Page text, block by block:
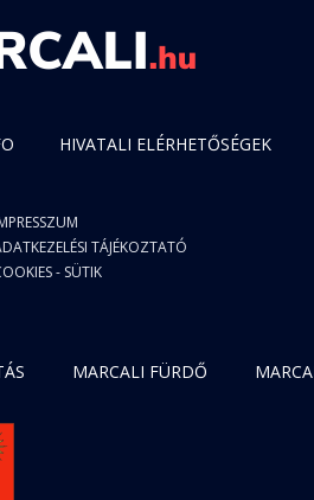
HIVATALI ELÉRHETŐSÉGEK
TÁJÉKOZTATÓ
- SÜTIK
MARCALI FÜRDŐ